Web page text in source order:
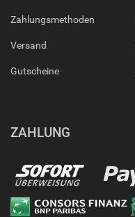
Zahlungsmethoden
Versand
Gutscheine
ZAHLUNG